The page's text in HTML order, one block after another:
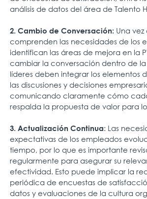
análisis de datos del área de Talento
2. Cambio de Conversación: Una vez
comprenden las necesidades de los
identifican las áreas de mejora en la
cambiar la conversación dentro de la
líderes deben integrar los elementos
las discusiones y decisiones
comunicando claramente cómo
respalda la propuesta de valor para
3. Actualización Continua: Las
expectativas de los empleados
tiempo, por lo que es importante
regularmente para asegurar su
efectividad. Esto puede implicar la
periódica de encuestas de
datos y evaluaciones de la cultura